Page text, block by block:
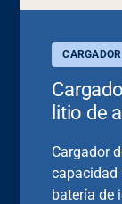
CARGADOR
litio de
Cargador
capacidad
batería de